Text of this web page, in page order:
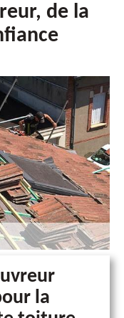
de la
la